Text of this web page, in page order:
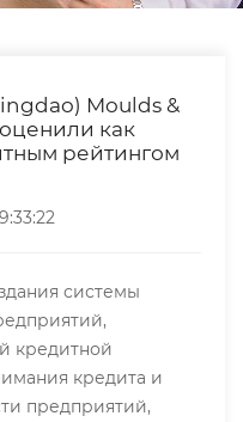
Moulds &
как
рейтингом
системы
кредитной
кредита и
предприятий,